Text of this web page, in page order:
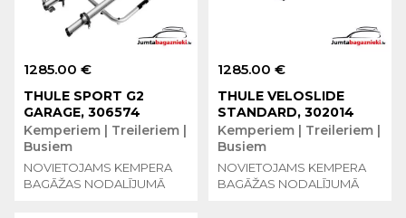
1285.00 €
THULE SPORT G2
GARAGE, 306574
Kemperiem | Treileriem |
Busiem
NOVIETOJAMS KEMPERA
BAGĀŽAS NODALĪJUMĀ
1285.00 €
THULE VELOSLIDE
STANDARD, 302014
Kemperiem | Treileriem |
Busiem
NOVIETOJAMS KEMPERA
BAGĀŽAS NODALĪJUMĀ